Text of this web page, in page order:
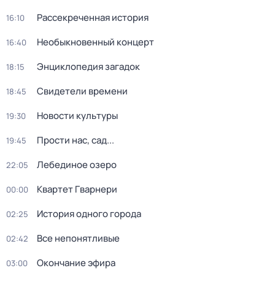
16:10 Рассекреченная история
16:40 Необыкновенный концерт
18:15 Энциклопедия загадок
18:45 Свидетели времени
19:30 Новости культуры
19:45 Прости нас, сад...
22:05 Лебединое озеро
00:00 Квартет Гварнери
02:25 История одного города
02:42 Все непонятливые
03:00 Окончание эфира